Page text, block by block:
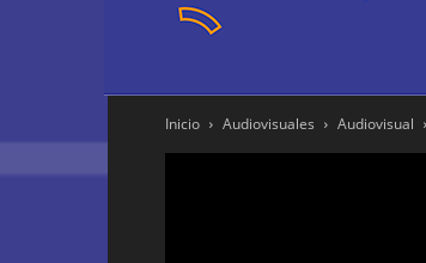
Inicio Audiovisuales Audiovisual